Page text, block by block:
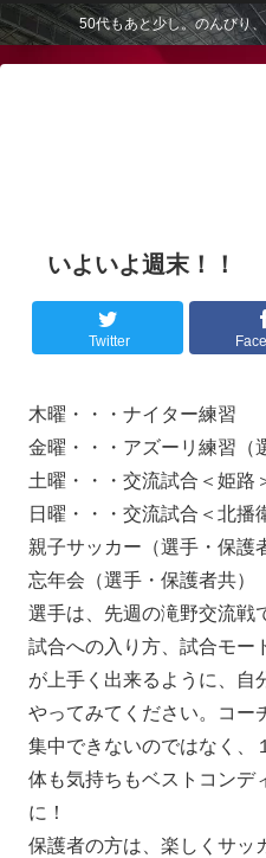
50代もあと少し。のんびり
いよいよ週末！！
Twitter
木曜・・・ナイター練習
金曜・・・アズーリ練習（
土曜・・・交流試合＜姫路
日曜・・・交流試合＜北播
親子サッカー（選手・保護
忘年会（選手・保護者共）
選手は、先週の滝野交流戦
試合への入り方、試合モー
が上手く出来るように、自
やってみてください。コー
集中できないのではなく、
体も気持ちもベストコンデ
に！
保護者の方は、楽しくサッ